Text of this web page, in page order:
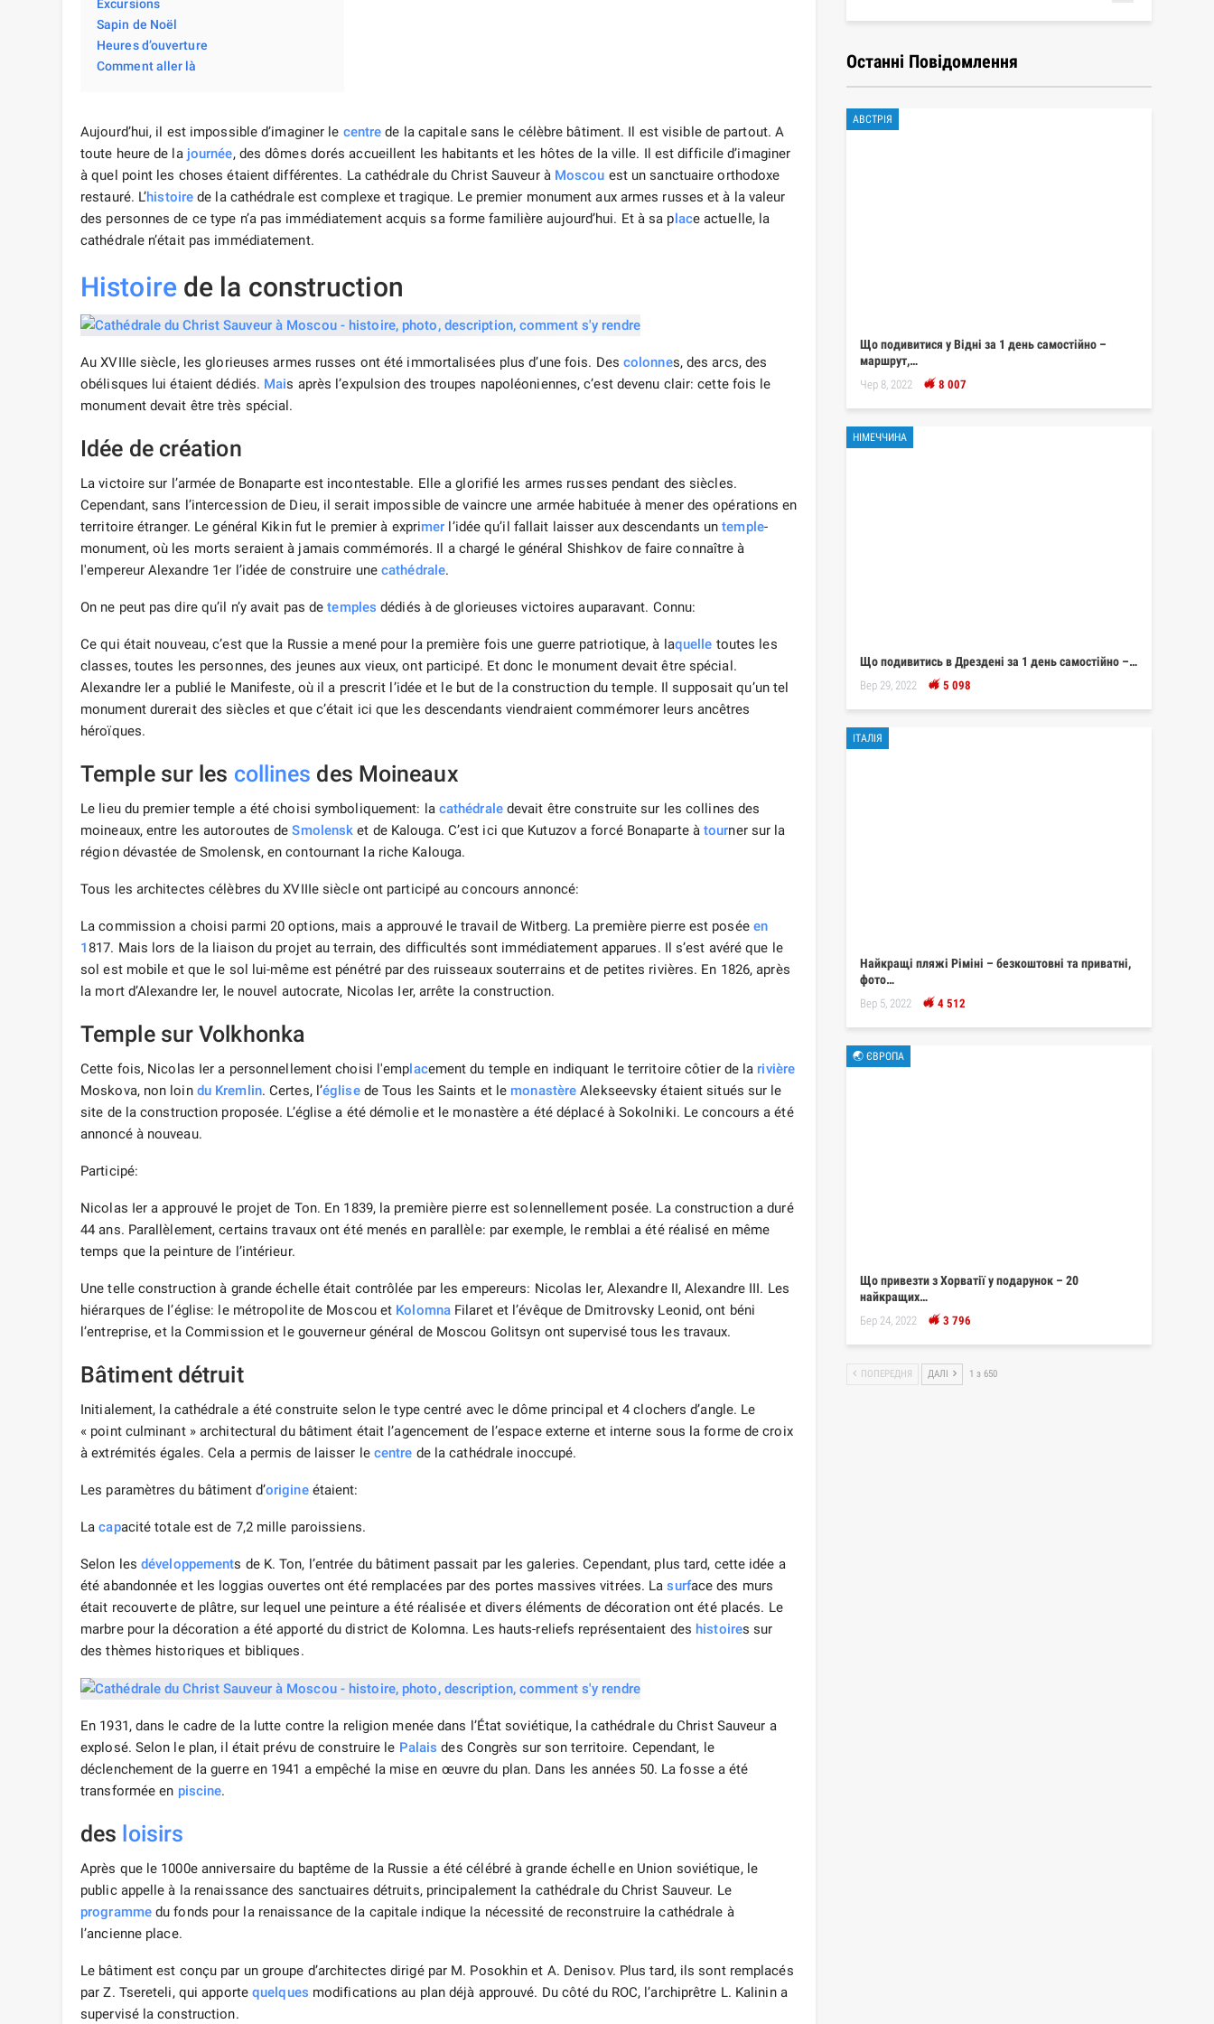
Excursions
Sapin de Noël
Heures d’ouverture
Comment aller là
Aujourd’hui, il est impossible d’imaginer le centre de la capitale sans le célèbre bâtiment. Il est visible de partout. A
toute heure de la journée, des dômes dorés accueillent les habitants et les hôtes de la ville. Il est difficile d’imaginer
à quel point les choses étaient différentes. La cathédrale du Christ Sauveur à Moscou est un sanctuaire orthodoxe
restauré. L’histoire de la cathédrale est complexe et tragique. Le premier monument aux armes russes et à la valeur
des personnes de ce type n’a pas immédiatement acquis sa forme familière aujourd’hui. Et à sa place actuelle, la
cathédrale n’était pas immédiatement.
Histoirede la construction
Au XVIIIe siècle, les glorieuses armes russes ont été immortalisées plus d’une fois. Des colonnes, des arcs, des
obélisques lui étaient dédiés. Mais après l’expulsion des troupes napoléoniennes, c’est devenu clair: cette fois le
monument devait être très spécial.
Idée de création
La victoire sur l’armée de Bonaparte est incontestable. Elle a glorifié les armes russes pendant des siècles.
Cependant, sans l’intercession de Dieu, il serait impossible de vaincre une armée habituée à mener des opérations en
territoire étranger. Le général Kikin fut le premier à exprimer l’idée qu’il fallait laisser aux descendants untemple-
monument, où les morts seraient à jamais commémorés. Il a chargé le général Shishkov de faire connaître à
l'empereur Alexandre 1er l’idée de construire unecathédrale.
On ne peut pas dire qu’il n’y avait pas detemples dédiés à de glorieuses victoires auparavant. Connu:
Ce qui était nouveau, c’est que la Russie a mené pour la première fois une guerre patriotique, à laquelle toutes les
classes, toutes les personnes, des jeunes aux vieux, ont participé. Et donc le monument devait être spécial.
Alexandre Ier a publié le Manifeste, où il a prescrit l’idée et le but de la construction du temple. Il supposait qu’un tel
monument durerait des siècles et que c’était ici que les descendants viendraient commémorer leurs ancêtres
héroïques.
Temple sur les collines des Moineaux
Le lieu du premier temple a été choisi symboliquement: la cathédraledevait être construite sur les collines des
moineaux, entre les autoroutes deSmolensk et de Kalouga. C’est ici que Kutuzov a forcé Bonaparte àtourner sur la
région dévastée de Smolensk, en contournant la riche Kalouga.
Tous les architectes célèbres du XVIIIe siècle ont participé au concours annoncé:
La commission a choisi parmi 20 options, mais a approuvé le travail de Witberg. La première pierre est posée en
1 817. Mais lors de la liaison du projet au terrain, des difficultés sont immédiatement apparues. Il s’est avéré que le
sol est mobile et que le sol lui-même est pénétré par des ruisseaux souterrains et de petites rivières. En 1826, après
la mort d’Alexandre Ier, le nouvel autocrate, Nicolas Ier, arrête la construction.
Temple sur Volkhonka
Cette fois, Nicolas Ier a personnellement choisi l'emplacement du temple en indiquant le territoire côtier de la rivière
Moskova, non loin du Kremlin. Certes, l’églisede Tous les Saints et le monastère Alekseevsky étaient situés sur le
site de la construction proposée. L’église a été démolie et le monastère a été déplacé à Sokolniki. Le concours a été
annoncé à nouveau.
Participé:
Nicolas Ier a approuvé le projet de Ton. En 1839, la première pierre est solennellement posée. La construction a duré
44 ans. Parallèlement, certains travaux ont été menés en parallèle: par exemple, le remblai a été réalisé en même
temps que la peinture de l’intérieur.
Une telle construction à grande échelle était contrôlée par les empereurs: Nicolas Ier, Alexandre II, Alexandre III. Les
hiérarques de l’église: le métropolite de Moscou et KolomnaFilaret et l’évêque de Dmitrovsky Leonid, ont béni
l’entreprise, et la Commission et le gouverneur général de Moscou Golitsyn ont supervisé tous les travaux.
Bâtiment détruit
Initialement, la cathédrale a été construite selon le type centré avec le dôme principal et 4 clochers d’angle. Le
« point culminant » architectural du bâtiment était l’agencement de l’espace externe et interne sous la forme de croix
à extrémités égales. Cela a permis de laisser le centre de la cathédrale inoccupé.
Les paramètres du bâtiment d’origineétaient:
Lacapacité totale est de 7,2 mille paroissiens.
Selon les développements de K. Ton, l’entrée du bâtiment passait par les galeries. Cependant, plus tard, cette idée a
été abandonnée et les loggias ouvertes ont été remplacées par des portes massives vitrées. Lasurface des murs
était recouverte de plâtre, sur lequel une peinture a été réalisée et divers éléments de décoration ont été placés. Le
marbre pour la décoration a été apporté du district de Kolomna. Les hauts-reliefs représentaient des histoires sur
des thèmes historiques et bibliques.
En 1931, dans le cadre de la lutte contre la religion menée dans l’État soviétique, la cathédrale du Christ Sauveur a
explosé. Selon le plan, il était prévu de construire le Palais des Congrès sur son territoire. Cependant, le
déclenchement de la guerre en 1941 a empêché la mise en œuvre du plan. Dans les années 50. La fosse a été
transformée en piscine.
des loisirs
Après que le 1000e anniversaire du baptême de la Russie a été célébré à grande échelle en Union soviétique, le
public appelle à la renaissance des sanctuaires détruits, principalement la cathédrale du Christ Sauveur. Le
programmedu fonds pour la renaissance de la capitale indique la nécessité de reconstruire la cathédrale à
l’ancienne place.
Le bâtiment est conçu par un groupe d’architectes dirigé par M. Posokhin et A. Denisov. Plus tard, ils sont remplacés
par Z. Tsereteli, qui apportequelques modifications au plan déjà approuvé. Du côté du ROC, l’archiprêtre L. Kalinin a
supervisé la construction.
Останні Повідомлення
АВСТРІЯ
Що подивитися у Відні за 1 день самостійно –
маршрут,…
Чер 8, 2022 8 007
НІМЕЧЧИНА
Що подивитись в Дрездені за 1 день самостійно –…
Вер 29, 2022 5 098
ІТАЛІЯ
Найкращі пляжі Ріміні – безкоштовні та приватні,
фото…
Вер 5, 2022 4 512
🌏 ЄВРОПА
Що привезти з Хорватії у подарунок – 20
найкращих…
Бер 24, 2022 3 796
ПОПЕРЕДНЯ ДАЛІ 1 з 650